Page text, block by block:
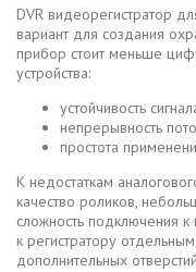
DVR видеорегистратор
вариант для создания
прибор стоит меньше
устройства:
устойчивость
непрерывность
простота
К недостаткам
качество роликов,
сложность подключения
к регистратору
дополнительных